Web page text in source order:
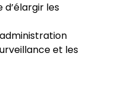
d’élargir les
et les